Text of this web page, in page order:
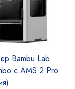
Bambu Lab
с AMS 2 Pro